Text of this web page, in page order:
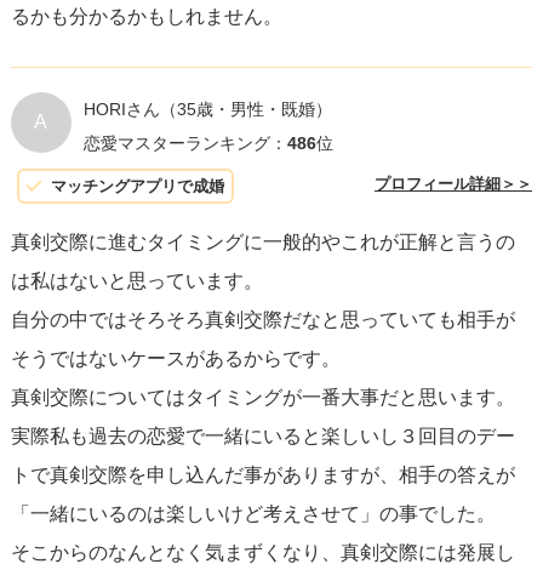
お二人のペースを見つけ、安心して次のステップに進める
よう願っています。
るかも分かるかもしれません。
A
HORIさん （35歳・男性・既婚）
恋愛マスターランキング： 486位
マッチングアプリで成婚 プロフィール詳細＞＞
真剣交際に進むタイミングに一般的やこれが正解と言うの
は私はないと思っています。
自分の中ではそろそろ真剣交際だなと思っていても相手が
そうではないケースがあるからです。
真剣交際についてはタイミングが一番大事だと思います。
実際私も過去の恋愛で一緒にいると楽しいし３回目のデー
トで真剣交際を申し込んだ事がありますが、相手の答えが
「一緒にいるのは楽しいけど考えさせて」の事でした。
そこからのなんとなく気まずくなり、真剣交際には発展し